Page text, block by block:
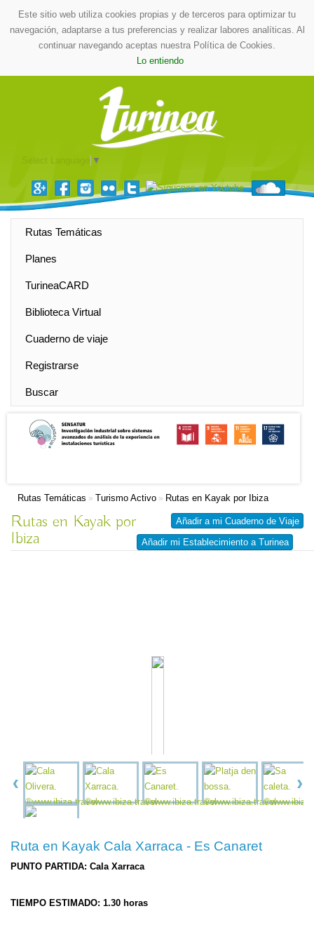
Este sitio web utiliza cookies propias y de terceros para optimizar tu
navegación, adaptarse a tus preferencias y realizar labores analíticas. Al
continuar navegando aceptas nuestra Política de Cookies.
Lo entiendo
▼
Rutas Temáticas
Planes
TurineaCARD
Biblioteca Virtual
Cuaderno de viaje
Registrarse
Buscar
Rutas Temáticas » Turismo Activo » Rutas en Kayak por Ibiza
Añadir a mi Cuaderno de Viaje
Añadir mi Establecimiento a Turinea
Rutas en Kayak por
Ibiza
Ruta en Kayak Cala Xarraca - Es Canaret
PUNTO PARTIDA: Cala Xarraca
TIEMPO ESTIMADO: 1.30 horas